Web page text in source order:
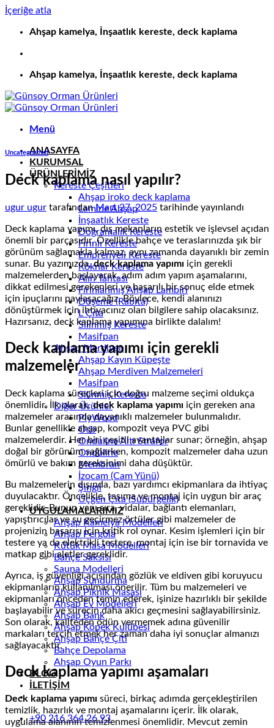
İçeriğe atla
Ahşap kamelya, İnşaatlık kereste, deck kaplama
Ahşap kamelya, İnşaatlık kereste, deck kaplama
Menü
ANASAYFA
KURUMSAL
ÜRÜNLERİMİZ
Kereste Çeşitleri
Ahşap iroko deck kaplama
Lamine Ahşap
İnşaatlık Kereste
Doğramalık Kereste
Fırınlı Kereste
Emprenyeli Kereste
Köknar Kereste
Alın Tahtası
Fırınlanmış Ahşap Lambiri
Döşeme (Rabıta)
L Çıta
Silinmiş Kereste
Masifpan
Ahşap Merdiven
Ahşap Kayın Küpeşte
Ahşap Merdiven Malzemeleri
Masifpan
Silinmiş Kereste
Diğer Ürünler
PlyWood
Osb
Onduline Altı Strafor
Onduline
Membran
İzocam (Cam Yünü)
Şıngıl
Üçgen Çıta (Süpürgelik)
UYGULAMALARIMIZ
Ahşap Kamelya Modelleri
Ahşap Pergola
Kütük Masa Modelleri
Bahçe Saksısı
Sauna Modelleri
Ahşap Sundurma
Ahşap Piknik Masası
Ahşap Ev Modelleri
Ahşap Bank
Ahşap Köpek Kulübesi
Ahşap Bahçe Çiti
Bahçe Depolama
Ahşap Oyun Parkı
BLOG
İLETİŞİM
+90 216 364 26 93
Uncategorized
Deck kaplama nasıl yapılır?
ugur ugur tarafından Mart 27, 2025 tarihinde yayınlandı
Deck kaplama yapımı, dış mekanların estetik ve işlevsel açıdan
önemli bir parçasıdır. Özellikle bahçe ve teraslarınızda şık bir
görünüm sağlamakla kalmaz, aynı zamanda dayanıklı bir zemin
sunar. Bu yazımızda,deck kaplama yapımı için gerekli
malzemelerden başlayarak, adım adım yapım aşamalarını,
dikkat edilmesi gerekenleri ve başarılı bir sonuç elde etmek
için ipuçlarını paylaşacağız. Böylece, kendi alanınızı
dönüştürmek için ihtiyacınız olan bilgilere sahip olacaksınız.
Hazırsanız, deck kaplama yapımına birlikte dalalım!
Deck kaplama yapımı için gerekli
malzemeler
Deck kaplama süreçleri için doğru malzeme seçimi oldukça
önemlidir. İlk olarak,deck kaplama yapımı için gereken ana
malzemeler arasında dayanıklı malzemeler bulunmalıdır.
Bunlar genellikle ahşap, kompozit veya PVC gibi
malzemelerdir. Her biri çeşitli avantajlar sunar; örneğin, ahşap
doğal bir görünüm sağlarken, kompozit malzemeler daha uzun
ömürlü ve bakım gereksinimi daha düşüktür.
Bu malzemelerin dışında, bazı yardımcı ekipmanlara da ihtiyaç
duyulacaktır. Öncelikle, taşıma ve montaj için uygun bir araç
gereklidir. Bunun yanı sıra, vidalar, bağlantı elemanları,
yapıştırıcılar ve su geçirmez örtüler gibi malzemeler de
projenizin başarısı için kritik rol oynar. Kesim işlemleri için bir
testere ya da elektrikli testere, montaj için ise bir tornavida ve
matkap gibi aletler gereklidir.
Ayrıca, iş güvenliği açısından gözlük ve eldiven gibi koruyucu
ekipmanların kullanılması önerilir. Tüm bu malzemeleri ve
ekipmanları önceden temin ederek, işinize hazırlıklı bir şekilde
başlayabilir ve sürecin daha akıcı geçmesini sağlayabilirsiniz.
Son olarak, kaliteden ödün vermemek adına güvenilir
markaları tercih etmek her zaman daha iyi sonuçlar almanızı
sağlayacaktır.
Deck kaplama yapımı aşamaları
Deck kaplama yapımı süreci, birkaç adımda gerçekleştirilen
temizlik, hazırlık ve montaj aşamalarını içerir. İlk olarak,
uygulama alanının temizlenmesi önemlidir. Mevcut zemin